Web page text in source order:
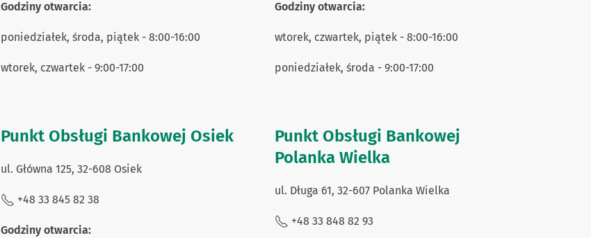
Godziny otwarcia:
poniedziałek, środa, piątek - 8:00-16:00
wtorek, czwartek - 9:00-17:00
Godziny otwarcia:
wtorek, czwartek, piątek - 8:00-16:00
poniedziałek, środa - 9:00-17:00
Punkt Obsługi Bankowej Osiek
ul. Główna 125, 32-608 Osiek
+48 33 845 82 38
Godziny otwarcia:
Punkt Obsługi Bankowej
Polanka Wielka
ul. Długa 61, 32-607 Polanka Wielka
+48 33 848 82 93